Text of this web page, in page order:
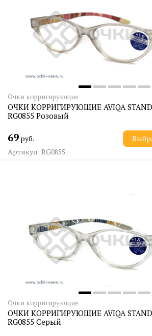
Очки корригирующие
ОЧКИ КОРРИГИРУЮЩИЕ AVIQA
RG0855 Розовый
69 руб.
Артикул: RG0855
Очки корригирующие
ОЧКИ КОРРИГИРУЮЩИЕ AVIQA
RG0855 Серый